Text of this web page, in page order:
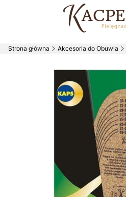
Strona główna Akcesoria do Obuwia